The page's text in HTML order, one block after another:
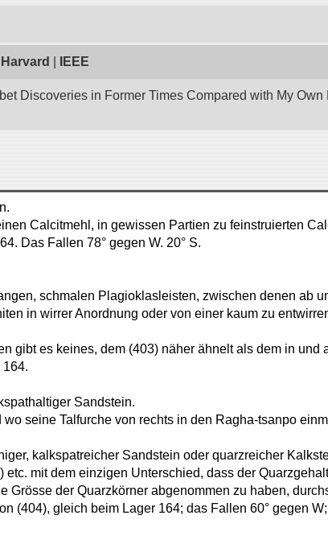
Harvard IEEE
Discoveries in Former Times Compared with My
Calcitmehl, in gewissen Partien zu feinstruierten
Das Fallen 78° gegen W. 20° S.
schmalen Plagioklasleisten, zwischen denen ab
in wirrer Anordnung oder von einer kaum zu
gibt es keines, dem (403) näher ähnelt als dem in
Sandstein.
wo seine Talfurche von rechts in den Ragha-tsanpo
kalkspatreicher Sandstein oder quarzreicher
etc. mit dem einzigen Unterschied, dass der
Grösse der Quarzkörner abgenommen zu haben,
(404), gleich beim Lager 164; das Fallen 60° gegen